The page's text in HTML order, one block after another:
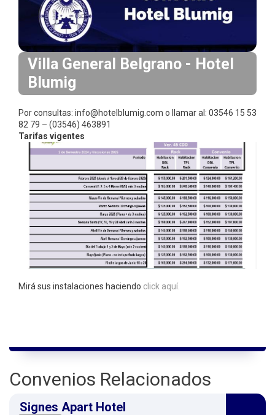
i
n
c
i
p
Villa General Belgrano - Hotel
Blumig
Por consultas: info@hotelblumig.com o llamar al: 03546 15 53
82 79 – (03546) 463891
Tarifas vigentes
Mirá sus instalaciones haciendo click aquí.
Convenios Relacionados
Signes Apart Hotel